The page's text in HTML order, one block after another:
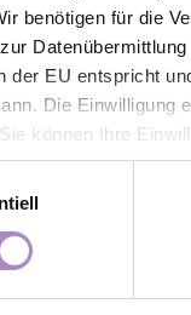
benötigen für die
der EU entspricht
Die Einwilligung
können Ihre
- jederzeit
zum Widerruf
signature